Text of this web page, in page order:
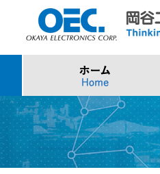
プロセッサ
>Intel (IoT/Embedded)
>Intel (PC)
>AI・IoTソリューション
>インテル IoTソリューション
>評価開発キット
>会社概要
>製品・御見積お問い合わせ